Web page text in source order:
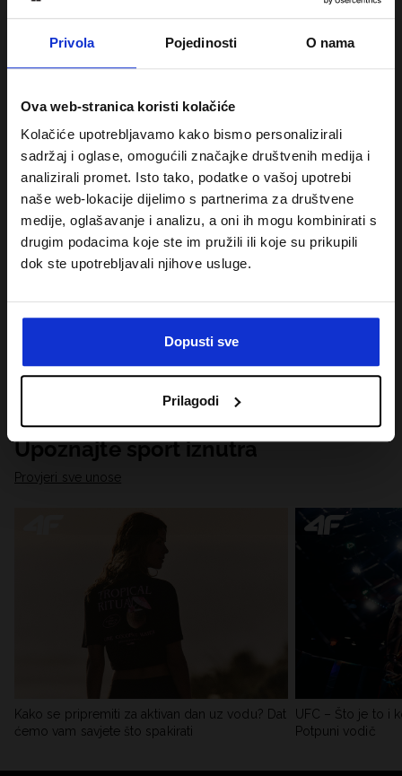
Privola Pojedinosti O nama
Ova web-stranica koristi kolačiće
Kolačiće upotrebljavamo kako bismo personalizirali
sadržaj i oglase, omogućili značajke društvenih medija i
analizirali promet. Isto tako, podatke o vašoj upotrebi
naše web-lokacije dijelimo s partnerima za društvene
medije, oglašavanje i analizu, a oni ih mogu kombinirati s
drugim podacima koje ste im pružili ili koje su prikupili
dok ste upotrebljavali njihove usluge.
Dopusti sve
Prilagodi
Upoznajte sport iznutra
Provjeri sve unose
Kako se pripremiti za aktivan dan uz vodu? Dat
ćemo vam savjete što spakirati
UFC – Što je to i
Potpuni vodič